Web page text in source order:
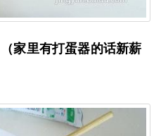
家里有打蛋器的话新薪